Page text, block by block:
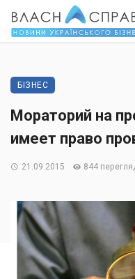
БІЗНЕС
Мораторий на
имеет право
21.09.2015 844